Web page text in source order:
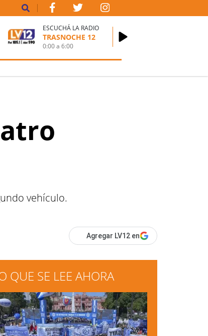
ESCUCHÁ LA RADIO
TRASNOCHE 12
0:00a6:00
vehículo.
Agregar LV12 en
QUE SE LEE AHORA